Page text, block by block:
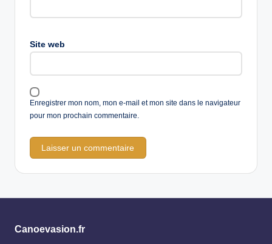
Site web
Enregistrer mon nom, mon e-mail et mon site dans le navigateur
pour mon prochain commentaire.
Canoevasion.fr